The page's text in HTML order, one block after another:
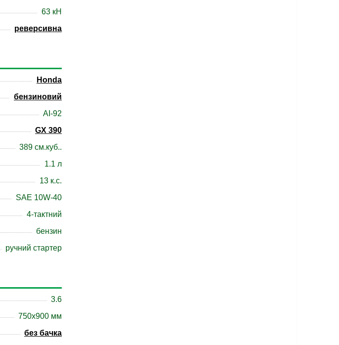
63 кН
реверсивна
Honda
бензиновий
АІ-92
GX 390
389 см.куб..
1.1 л
13 к.c.
SAE 10W-40
4-тактний
бензин
ручний стартер
3.6
750х900 мм
без бачка